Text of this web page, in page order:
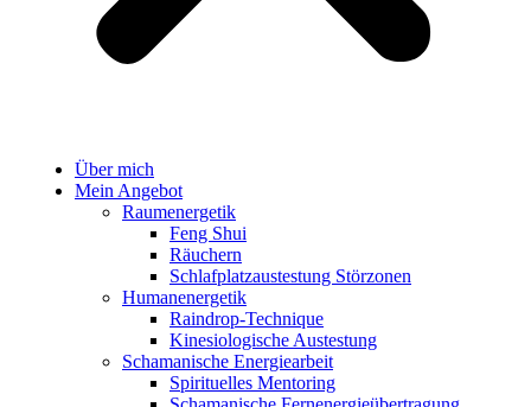
Über mich
Mein Angebot
Raumenergetik
Feng Shui
Räuchern
Schlafplatzaustestung Störzonen
Humanenergetik
Raindrop-Technique
Kinesiologische Austestung
Schamanische Energiearbeit
Spirituelles Mentoring